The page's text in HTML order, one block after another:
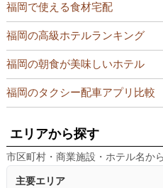
福岡で使える食材宅配
福岡の高級ホテルランキング
福岡の朝食が美味しいホテル
福岡のタクシー配車アプリ比較
エリアから探す
市区町村・商業施設・ホテル名か
主要エリア